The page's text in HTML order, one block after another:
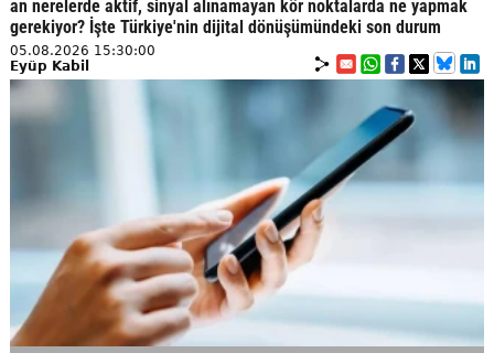
an nerelerde aktif, sinyal alınamayan kör noktalarda ne yapmak
gerekiyor? İşte Türkiye'nin dijital dönüşümündeki son durum
05.08.2026 15:30:00
Eyüp Kabil